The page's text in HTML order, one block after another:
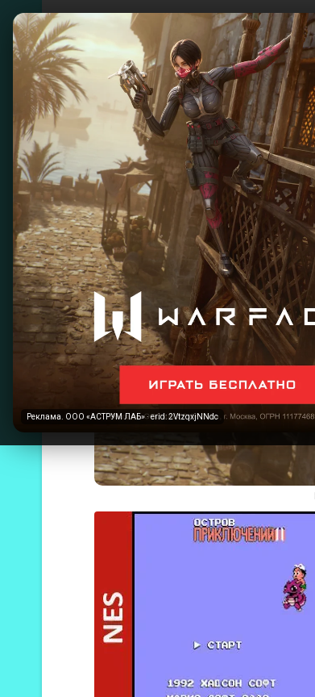
Реклама. ООО «АСТРУМ ЛАБ» · erid: 2VtzqxjNNdc